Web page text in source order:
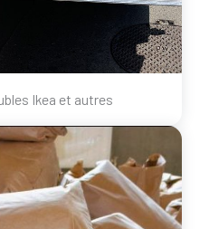
Ikea et autres